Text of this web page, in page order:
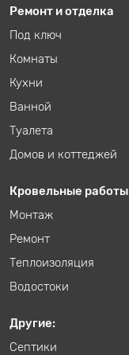
Ремонт и отделка
Под ключ
Комнаты
Кухни
Ванной
Туалета
Домов и коттеджей
Кровельные работы
Монтаж
Ремонт
Теплоизоляция
Водостоки
Другие:
Септики